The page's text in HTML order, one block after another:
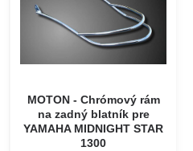
MOTON - Chrómový rám
na zadný blatník pre
YAMAHA MIDNIGHT STAR
1300